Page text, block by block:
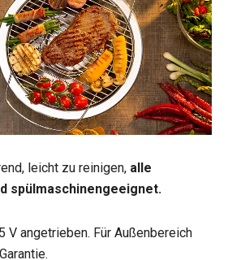
leicht zu reinigen, alle
spülmaschinengeeignet.
V angetrieben. Für Außenbereich